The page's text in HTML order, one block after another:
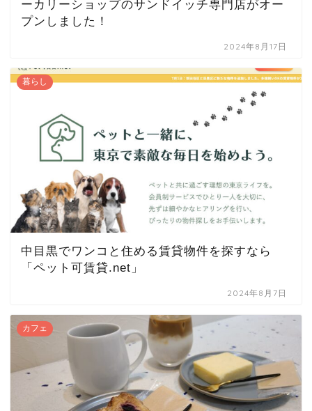
ーカリーショップのサンドイッチ専門店がオー
プンしました！
2024年8月17日
暮らし
中目黒でワンコと住める賃貸物件を探すなら
「ペット可賃貸.net」
2024年8月7日
カフェ